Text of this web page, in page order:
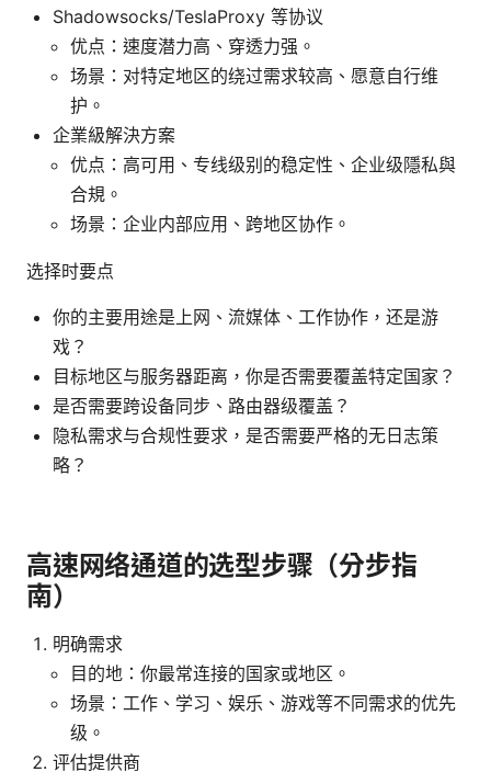
Shadowsocks/TeslaProxy 等协议
优点：速度潜力高、穿透力强。
场景：对特定地区的绕过需求较高、愿意自行维
护。
企業級解決方案
优点：高可用、专线级别的稳定性、企业级隱私與
合規。
场景：企业内部应用、跨地区协作。
选择时要点
你的主要用途是上网、流媒体、工作协作，还是游
戏？
目标地区与服务器距离，你是否需要覆盖特定国家？
是否需要跨设备同步、路由器级覆盖？
隐私需求与合规性要求，是否需要严格的无日志策
略？
高速网络通道的选型步骤（分步指
南）
明确需求
目的地：你最常连接的国家或地区。
场景：工作、学习、娱乐、游戏等不同需求的优先
级。
评估提供商